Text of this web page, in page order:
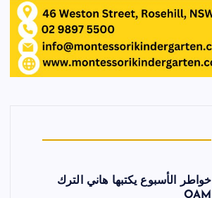
خواطر الأسبوع يكتبها هاني الترك
OAM